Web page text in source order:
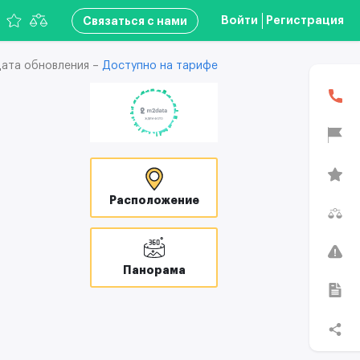
Связаться с нами Войти Регистрация
обновления – Доступно на тарифе
Расположение
Панорама